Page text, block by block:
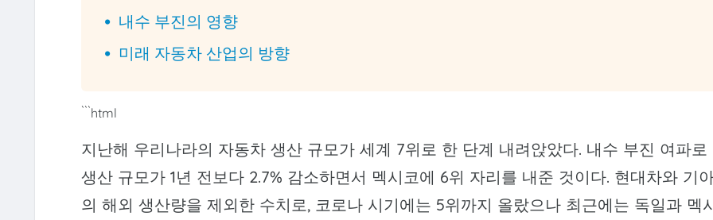
내수 부진의 영향
미래 자동차 산업의 방향
```html
지난해 우리나라의 자동차 생산 규모가 세계 7위로 한 단계 내려앉았다. 내수 부진 여파로
생산 규모가 1년 전보다 2.7% 감소하면서 멕시코에 6위 자리를 내준 것이다. 현대차와 기
의 해외 생산량을 제외한 수치로, 코로나 시기에는 5위까지 올랐으나 최근에는 독일과 멕